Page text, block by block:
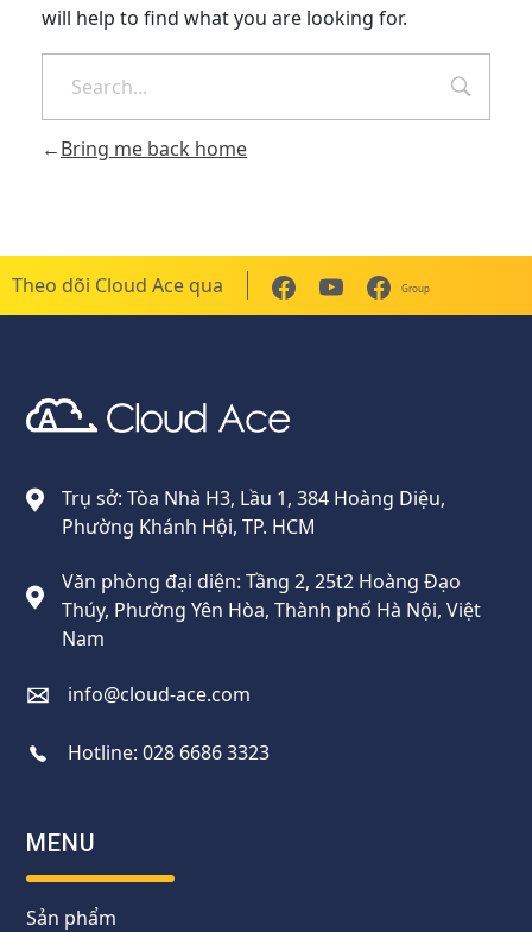
will help to find what you are looking for.
Bring me back home
Theo dõi Cloud Ace qua Group
Trụ sở: Tòa Nhà H3, Lầu 1, 384 Hoàng Diệu,
Phường Khánh Hội, TP. HCM
Văn phòng đại diện: Tầng 2, 25t2 Hoàng Đạo
Thúy, Phường Yên Hòa, Thành phố Hà Nội, Việt
Nam
info@cloud-ace.com
Hotline:028 6686 3323
MENU
Sản phẩm